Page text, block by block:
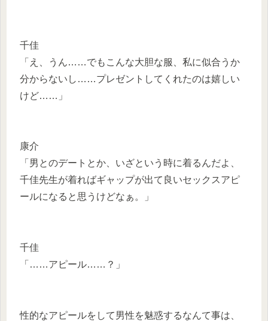
千佳
「え、うん……でもこんな大胆な服、私に似合うか
分からないし……プレゼントしてくれたのは嬉しい
けど……」
康介
「男とのデートとか、いざという時に着るんだよ、
千佳先生が着ればギャップが出て良いセックスアピ
ールになると思うけどなぁ。」
千佳
「……アピール……？」
性的なアピールをして男性を魅惑するなんて事は、